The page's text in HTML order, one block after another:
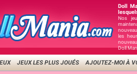
Doll
Nos
les
Doll
JEUX LES PLUS JOUÉS AJOUTEZ-MOI À